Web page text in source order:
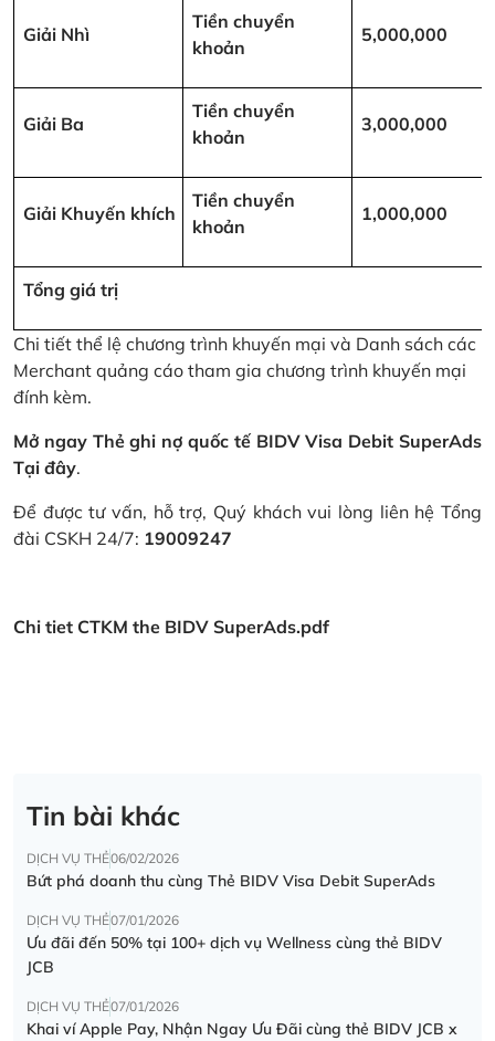
Giải Nhì
Tiền chuyển
khoản
5,000,000
Giải Ba
Tiền chuyển
khoản
3,000,000
Giải Khuyến khích
Tiền chuyển
khoản
1,000,000
Tổng giá trị
Chi tiết thể lệ chương trình khuyến mại và Danh sách các
Merchant quảng cáo tham gia chương trình khuyến mại
đính kèm.
Mở ngay Thẻ ghi nợ quốc tế BIDV Visa Debit SuperAds
Tại đây.
Để được tư vấn, hỗ trợ, Quý khách vui lòng liên hệ Tổng
đài CSKH 24/7: 19009247
Chi tiet CTKM the BIDV SuperAds.pdf
Tin bài khác
DỊCH VỤ THẺ06/02/2026
Bứt phá doanh thu cùng Thẻ BIDV Visa Debit SuperAds
DỊCH VỤ THẺ07/01/2026
Ưu đãi đến 50% tại 100+ dịch vụ Wellness cùng thẻ BIDV
JCB
DỊCH VỤ THẺ07/01/2026
Khai ví Apple Pay, Nhận Ngay Ưu Đãi cùng thẻ BIDV JCB x